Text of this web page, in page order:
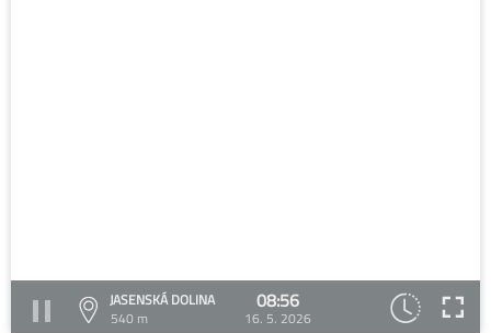
JASENSKÁ DOLINA
540 m
08:56
16. 5. 2026